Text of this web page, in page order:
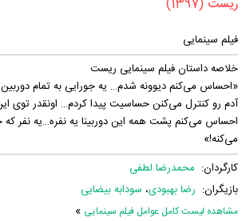
‏ریست‏ (1397)
فیلم سینمایی
خلاصه داستان فیلم سینمایی ریست
«احساس می‌کنم دیوونه شدم… یه جورایی به تمام
آدم رو کنترل می‌کنن حساسیت پیدا کردم… اونقدر توی
احساس می‌کنم پشت همه این دوربینا یه نفره…یه نفر که
می‌کنه!»
کارگردان: محمد‌رضا لطفی
بازیگران: رضا بهبودی، سودابه بیضایی
مشاهده لیست کامل عوامل فیلم سینمایی »